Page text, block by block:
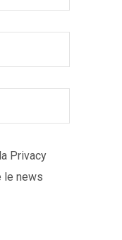
Privacy
le news